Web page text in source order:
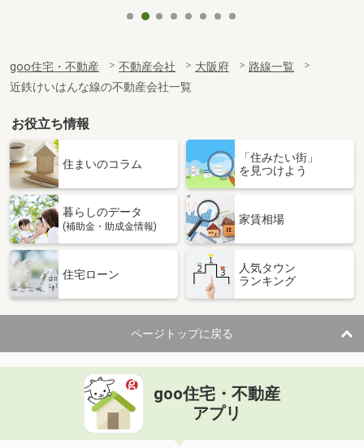
goo住宅・不動産 不動産会社 大阪府
路線一覧
近鉄けいはんな線の不動産会社一覧
お役立ち情報
住まいのコラム
「住みたい街」
を見つけよう
暮らしのデータ
(補助金・助成金情報)
家賃相場
住宅ローン
人気タウン
ランキング
ページトップに戻る
goo住宅・不動産
アプリ